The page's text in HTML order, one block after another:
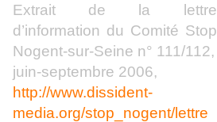
Extrait de la lettre
d’information du Comité Stop
Nogent-sur-Seine n° 111/112,
juin-septembre 2006,
http://www.dissident-
media.org/stop_nogent/lettre